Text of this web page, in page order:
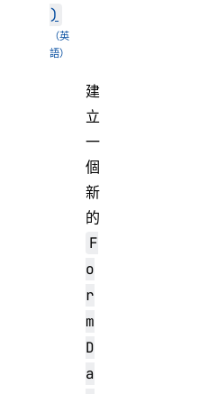
)
建
立
一
個
新
的
F
o
r
m
D
a